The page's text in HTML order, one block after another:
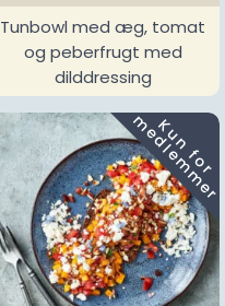
Tunbowl med æg, tomat
og peberfrugt med
dilddressing
K
u
n
f
o
r
m
e
d
l
e
m
m
e
r